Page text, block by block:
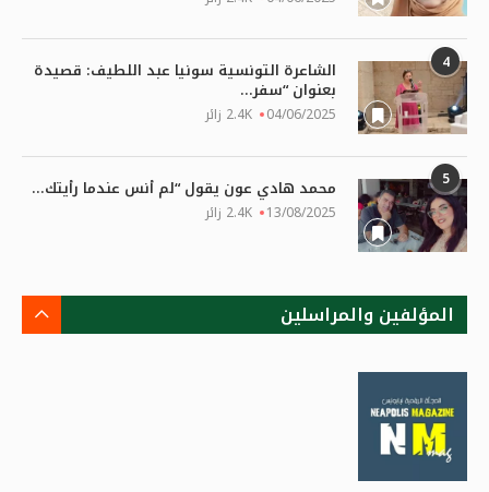
4 الشاعرة التونسية سونيا عبد اللطيف: قصيدة
بعنوان “سفر...
04/06/2025 2.4K زائر
5 محمد هادي عون يقول “لم أنس عندما رأيتك...
13/08/2025 2.4K زائر
المؤلفين والمراسلين